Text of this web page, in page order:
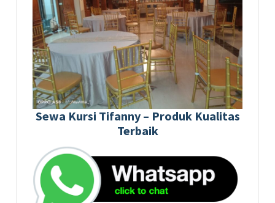
Sewa Kursi Tifanny – Produk Kualitas
Terbaik